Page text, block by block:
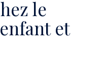
le
et